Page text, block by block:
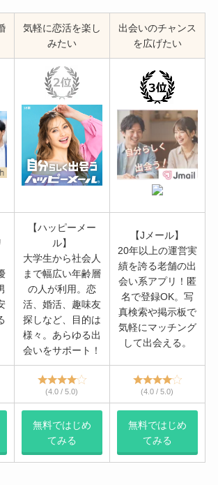
気軽に恋活を楽し
みたい
出会いのチャンス
を広げたい
【ハッピーメー
ル】
大学生から社会人
まで幅広い年齢層
の人が利用。恋
活、婚活、趣味友
探しなど、目的は
様々。あらゆる出
会いをサポート！
【Jメール】
20年以上の運営実
績を誇る老舗の出
会い系アプリ！匿
名で登録OK。写
真検索や掲示板で
気軽にマッチング
して出会える。
(4.0 / 5.0) (4.0 / 5.0)
無料ではじめ
てみる
無料ではじめ
てみる